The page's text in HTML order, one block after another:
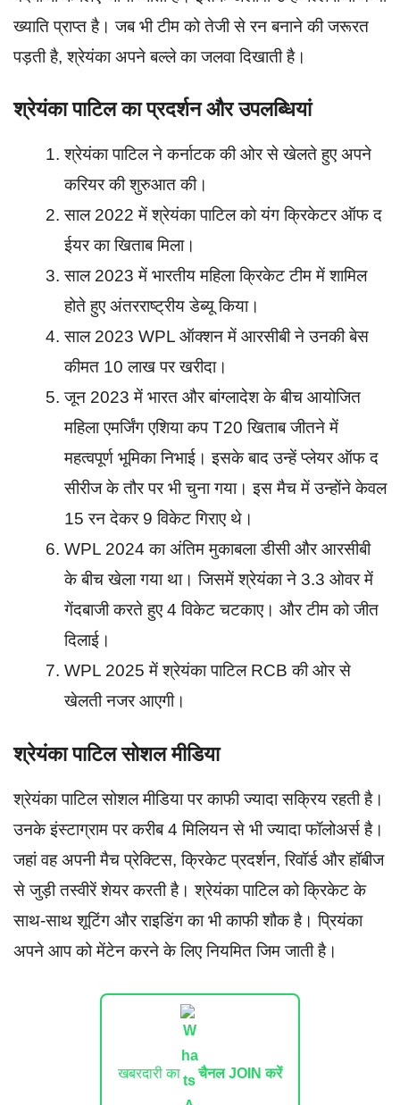
ख्याति प्राप्त है। जब भी टीम को तेजी से रन बनाने की जरूरत
पड़ती है, श्रेयंका अपने बल्ले का जलवा दिखाती है।
श्रेयंका पाटिल का प्रदर्शन और उपलब्धियां
श्रेयंका पाटिल ने कर्नाटक की ओर से खेलते हुए अपने
करियर की शुरुआत की।
साल 2022 में श्रेयंका पाटिल को यंग क्रिकेटर ऑफ द
ईयर का खिताब मिला।
साल 2023 में भारतीय महिला क्रिकेट टीम में शामिल
होते हुए अंतरराष्ट्रीय डेब्यू किया।
साल 2023 WPL ऑक्शन में आरसीबी ने उनकी बेस
कीमत 10 लाख पर खरीदा।
जून 2023 में भारत और बांग्लादेश के बीच आयोजित
महिला एमर्जिंग एशिया कप T20 खिताब जीतने में
महत्वपूर्ण भूमिका निभाई। इसके बाद उन्हें प्लेयर ऑफ द
सीरीज के तौर पर भी चुना गया। इस मैच में उन्होंने केवल
15 रन देकर 9 विकेट गिराए थे।
WPL 2024 का अंतिम मुकाबला डीसी और आरसीबी
के बीच खेला गया था। जिसमें श्रेयंका ने 3.3 ओवर में
गेंदबाजी करते हुए 4 विकेट चटकाए। और टीम को जीत
दिलाई।
WPL 2025 में श्रेयंका पाटिल RCB की ओर से
खेलती नजर आएगी।
श्रेयंका पाटिल सोशल मीडिया
श्रेयंका पाटिल सोशल मीडिया पर काफी ज्यादा सक्रिय रहती है।
उनके इंस्टाग्राम पर करीब 4 मिलियन से भी ज्यादा फॉलोअर्स है।
जहां वह अपनी मैच प्रेक्टिस, क्रिकेट प्रदर्शन, रिवॉर्ड और हॉबीज
से जुड़ी तस्वीरें शेयर करती है। श्रेयंका पाटिल को क्रिकेट के
साथ-साथ शूटिंग और राइडिंग का भी काफी शौक है। प्रियंका
अपने आप को मेंटेन करने के लिए नियमित जिम जाती है।
खबरदारी का चैनल JOIN करें